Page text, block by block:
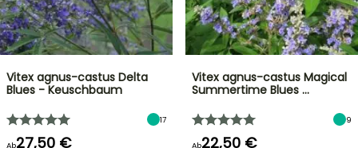
Vitex agnus-castus Delta
Blues - Keuschbaum
17
Ab27,50 €
Vitex agnus-castus Magical
Summertime Blues …
9
Ab22,50 €